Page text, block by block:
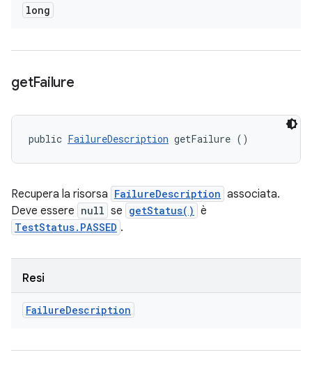
long
getFailure
public FailureDescription getFailure ()
Recupera la risorsa FailureDescription associata.
Deve essere null se getStatus() è
TestStatus.PASSED .
Resi
FailureDescription